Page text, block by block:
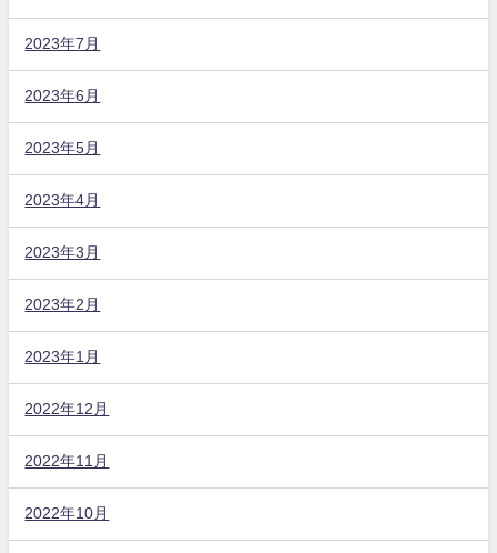
2023年7月
2023年6月
2023年5月
2023年4月
2023年3月
2023年2月
2023年1月
2022年12月
2022年11月
2022年10月